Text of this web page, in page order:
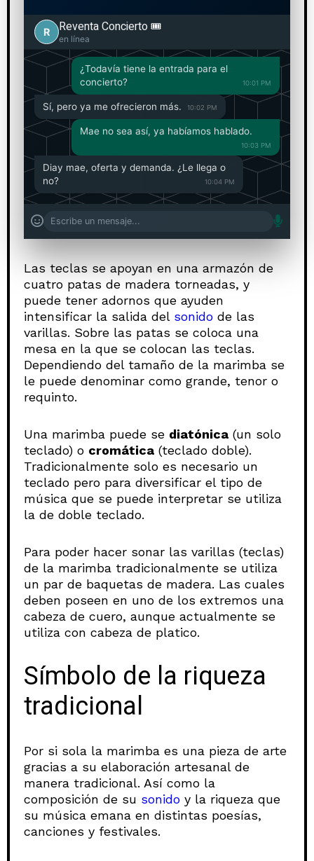
R Reventa Concierto 🎟️
en línea
¿Todavía tiene la entrada para el
concierto?
10:01 PM
Sí, pero ya me ofrecieron más. 10:02 PM
Mae no sea así, ya habíamos hablado.
10:03 PM
Diay mae, oferta y demanda. ¿Le llega o
no?
10:04 PM
Las teclas se apoyan en una armazón de
cuatro patas de madera torneadas, y
puede tener adornos que ayuden
intensificar la salida del sonido de las
varillas. Sobre las patas se coloca una
mesa en la que se colocan las teclas.
Dependiendo del tamaño de la marimba se
le puede denominar como grande, tenor o
requinto.
Una marimba puede se diatónica (un solo
teclado) o cromática (teclado doble).
Tradicionalmente solo es necesario un
teclado pero para diversificar el tipo de
música que se puede interpretar se utiliza
la de doble teclado.
Para poder hacer sonar las varillas (teclas)
de la marimba tradicionalmente se utiliza
un par de baquetas de madera. Las cuales
deben poseen en uno de los extremos una
cabeza de cuero, aunque actualmente se
utiliza con cabeza de platico.
Símbolo de la riqueza
tradicional
Por si sola la marimba es una pieza de arte
gracias a su elaboración artesanal de
manera tradicional. Así como la
composición de su sonido y la riqueza que
su música emana en distintas poesías,
canciones y festivales.